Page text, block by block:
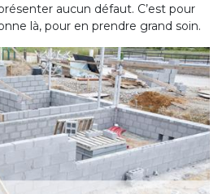
aucun défaut. C’est pour
là, pour en prendre grand soin.